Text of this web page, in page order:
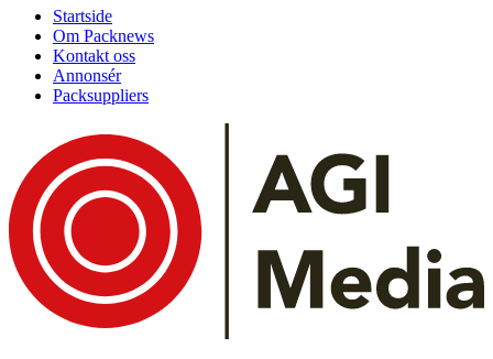
Startside
Om Packnews
Kontakt oss
Annonsér
Packsuppliers